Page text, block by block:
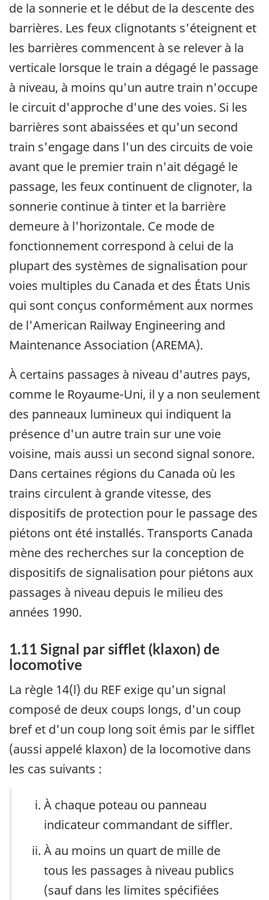
de la sonnerie et le début de la descente des
barrières. Les feux clignotants s'éteignent et
les barrières commencent à se relever à la
verticale lorsque le train a dégagé le passage
à niveau, à moins qu'un autre train n'occupe
le circuit d'approche d'une des voies. Si les
barrières sont abaissées et qu'un second
train s'engage dans l'un des circuits de voie
avant que le premier train n'ait dégagé le
passage, les feux continuent de clignoter, la
sonnerie continue à tinter et la barrière
demeure à l'horizontale. Ce mode de
fonctionnement correspond à celui de la
plupart des systèmes de signalisation pour
voies multiples du Canada et des États Unis
qui sont conçus conformément aux normes
de l'American Railway Engineering and
Maintenance Association (AREMA).
À certains passages à niveau d'autres pays,
comme le Royaume-Uni, il y a non seulement
des panneaux lumineux qui indiquent la
présence d'un autre train sur une voie
voisine, mais aussi un second signal sonore.
Dans certaines régions du Canada où les
trains circulent à grande vitesse, des
dispositifs de protection pour le passage des
piétons ont été installés. Transports Canada
mène des recherches sur la conception de
dispositifs de signalisation pour piétons aux
passages à niveau depuis le milieu des
années 1990.
1.11 Signal par sifflet (klaxon) de
locomotive
La règle 14(l) du REF exige qu'un signal
composé de deux coups longs, d'un coup
bref et d'un coup long soit émis par le sifflet
(aussi appelé klaxon) de la locomotive dans
les cas suivants :
À chaque poteau ou panneau
indicateur commandant de siffler.
À au moins un quart de mille de
tous les passages à niveau publics
(sauf dans les limites spécifiées